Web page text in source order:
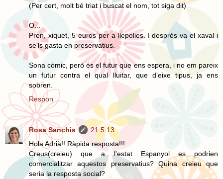
(Per cert, molt bé triat i buscat el nom, tot siga dit)
O...
Pren, xiquet, 5 euros per a llepolies. I després va el xaval i
se’ls gasta en preservatius.
Sona còmic, però és el futur que ens espera, i no em pareix
un futur contra el qual lluitar, que d’eixe tipus, ja ens
sobren.
Respon
Rosa Sanchis
21.5.13
Hola Adrià!! Ràpida resposta!!!
Creus(creieu) que a l'estat Espanyol es podrien
comercialitzar aquestos preservatius? Quina creieu que
seria la resposta social?